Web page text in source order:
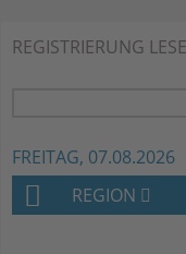
REGISTRIERUNG
FREITAG, 07.08.2026
H
REGION